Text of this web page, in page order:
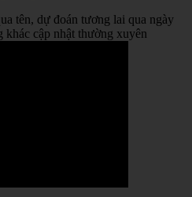
tên, dự đoán tương lai qua ngày
khác cập nhật thường xuyên